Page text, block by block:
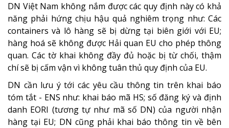
DN Việt Nam không nắm được các quy định này có khả
năng phải hứng chịu hậu quả nghiêm trọng như: Các
containers và lô hàng sẽ bị dừng tại biên giới với EU;
hàng hoá sẽ không được Hải quan EU cho phép thông
quan. Các tờ khai không đầy đủ hoặc bị từ chối, thậm
chí sẽ bị cấm vận vì không tuân thủ quy định của EU.
DN cần lưu ý tới các yêu cầu thông tin trên khai báo
tóm tắt - ENS như: khai báo mã HS; số đăng ký và định
danh EORI (tương tự như mã số DN) của người nhận
hàng tại EU; DN cũng phải khai báo thông tin về bên